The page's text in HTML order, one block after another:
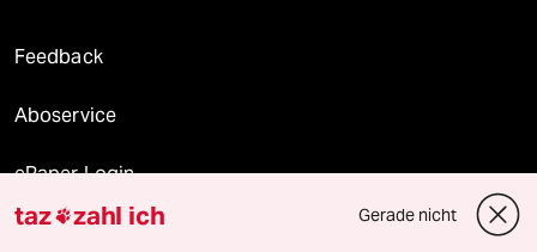
Feedback
Aboservice
ePaper Login
Downloads für Abonnierende
taz zahl ich Gerade nicht